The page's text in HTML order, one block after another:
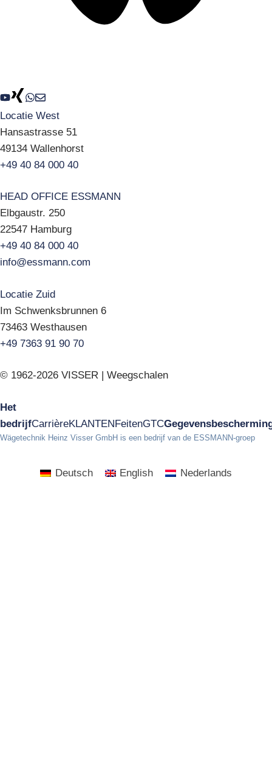
Locatie West
Hansastrasse 51
49134 Wallenhorst
+49 40 84 000 40
HEAD OFFICE ESSMANN
Elbgaustr. 250
22547 Hamburg
+49 40 84 000 40
info@essmann.com
Locatie Zuid
Im Schwenksbrunnen 6
73463 Westhausen
+49 7363 91 90 70
© 1962-2026 VISSER | Weegschalen
Het
bedrijfCarrièreKLANTENFeitenGTC
Wägetechnik Heinz Visser GmbH is een bedrijf van de ESSMANN-groep
Deutsch English Nederlands